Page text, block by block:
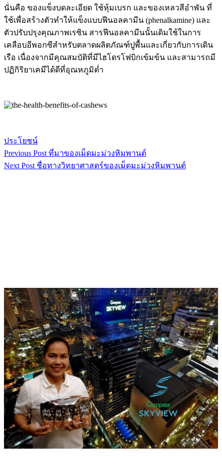
นั่นคือ ของแข็งบดละเอียด ใช้หุ้มเบรก และของเหลวสีอำพัน ที่
ใช้เพื่อสร้างตัวทำให้แข็งแบบฟีนอลคามีน (phenalkamine) และ
ตัวปรับปรุงคุณภาพเรซิน สารฟีนอลคามีนนั้นเดิมใช้ในการ
เคลือบอีพอกซีสำหรับตลาดผลิตภัณฑ์ปูพื้นและเกี่ยวกับการเดิน
เรือ เนื่องจากมีคุณสมบัติที่มีไฮโดรโฟบิกเข้มข้น และสามารถมี
ปฏิกิริยาเคมีได้ดีที่อุณหภูมิต่ำ
ประโยชน์
เมนู
Previous Post ที่มาของเม็ดมะม่วงหิมพานต์
Next Post ชื่อทางวิทยาศาสตร์ของเม็ดมะม่วงหิมพานต์